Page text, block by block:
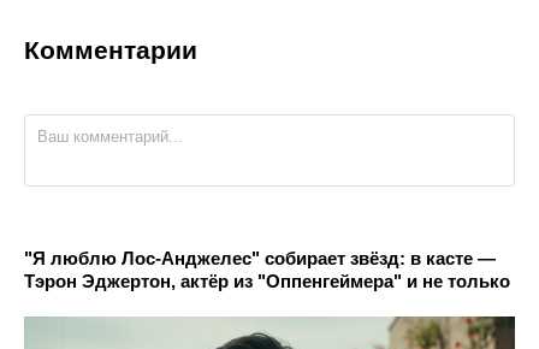
Комментарии
"Я люблю Лос-Анджелес" собирает звёзд: в касте —
Тэрон Эджертон, актёр из "Оппенгеймера" и не только